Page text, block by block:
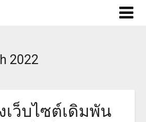
2022
เว็บไซต์เดิมพัน